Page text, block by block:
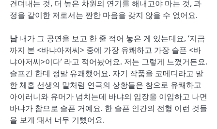
견뎌내는 것, 더 높은 차원의 연기를 해내고야 마는 것, 과
정을 같이한 저로서는 짠한 마음을 갖지 않을 수 없어요.
남내가 그 공연을 보고 한 줄 적어 놓은 게 있는데요, ‘지금
까지 본 <바냐아저씨> 중에 가장 유쾌하고 가장 슬픈 <바
냐아저씨>이다’ 라고 적어놨어요. 저는 그렇게 느꼈거든요.
슬프긴 한데 정말 유쾌했어요. 자기 작품을 코메디라고 말
한 체홉 선생의 말처럼 연극의 상황들은 참으로 유쾌하고
아이러니와 유머가 넘치는데 바냐의 입장을 이입하고 나면
바냐가 참으로 슬픈 거예요. 한 슬픈 인간의 전형 이런 것들
을 보게 돼서 너무 기뻤어요.